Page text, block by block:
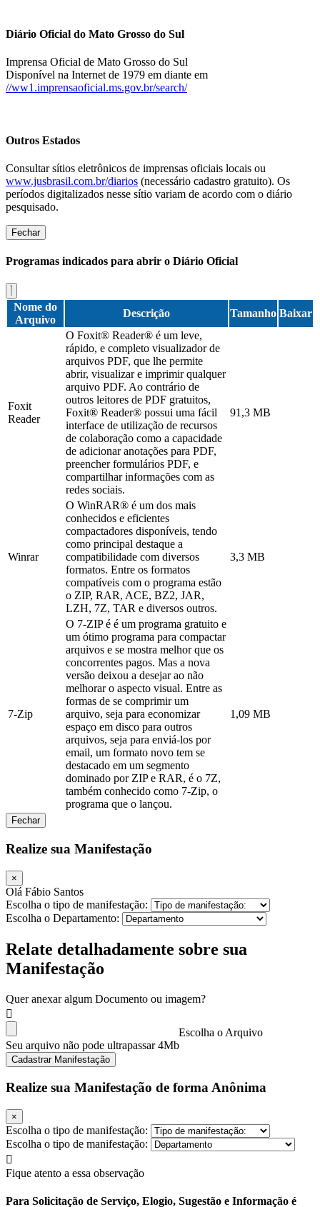
Diário Oficial do Mato Grosso do Sul
Imprensa Oficial de Mato Grosso do Sul
Disponível na Internet de 1979 em diante em
//ww1.imprensaoficial.ms.gov.br/search/
Outros Estados
Consultar sítios eletrônicos de imprensas oficiais locais ou
www.jusbrasil.com.br/diarios (necessário cadastro gratuito). Os
períodos digitalizados nesse sítio variam de acordo com o diário
pesquisado.
Fechar
Programas indicados para abrir o Diário Oficial
Nome do
Arquivo
Descrição Tamanho Baixar
Foxit
Reader
O Foxit® Reader® é um leve,
rápido, e completo visualizador de
arquivos PDF, que lhe permite
abrir, visualizar e imprimir qualquer
arquivo PDF. Ao contrário de
outros leitores de PDF gratuitos,
Foxit® Reader® possui uma fácil
interface de utilização de recursos
de colaboração como a capacidade
de adicionar anotações para PDF,
preencher formulários PDF, e
compartilhar informações com as
redes sociais.
91,3 MB
Winrar
O WinRAR® é um dos mais
conhecidos e eficientes
compactadores disponíveis, tendo
como principal destaque a
compatibilidade com diversos
formatos. Entre os formatos
compatíveis com o programa estão
o ZIP, RAR, ACE, BZ2, JAR,
LZH, 7Z, TAR e diversos outros.
3,3 MB
7-Zip
O 7-ZIP é é um programa gratuito e
um ótimo programa para compactar
arquivos e se mostra melhor que os
concorrentes pagos. Mas a nova
versão deixou a desejar ao não
melhorar o aspecto visual. Entre as
formas de se comprimir um
arquivo, seja para economizar
espaço em disco para outros
arquivos, seja para enviá-los por
email, um formato novo tem se
destacado em um segmento
dominado por ZIP e RAR, é o 7Z,
também conhecido como 7-Zip, o
programa que o lançou.
1,09 MB
Fechar
Realize sua Manifestação
×
Olá Fábio Santos
Escolha o tipo de manifestação:
Escolha o Departamento:
Relate detalhadamente sobre sua
Manifestação
Quer anexar algum Documento ou imagem?
Escolha o Arquivo
Seu arquivo não pode ultrapassar 4Mb
Cadastrar Manifestação
Realize sua Manifestação de forma Anônima
×
Escolha o tipo de manifestação:
Escolha o tipo de manifestação:
Fique atento a essa observação
Para Solicitação de Serviço, Elogio, Sugestão e Informação é